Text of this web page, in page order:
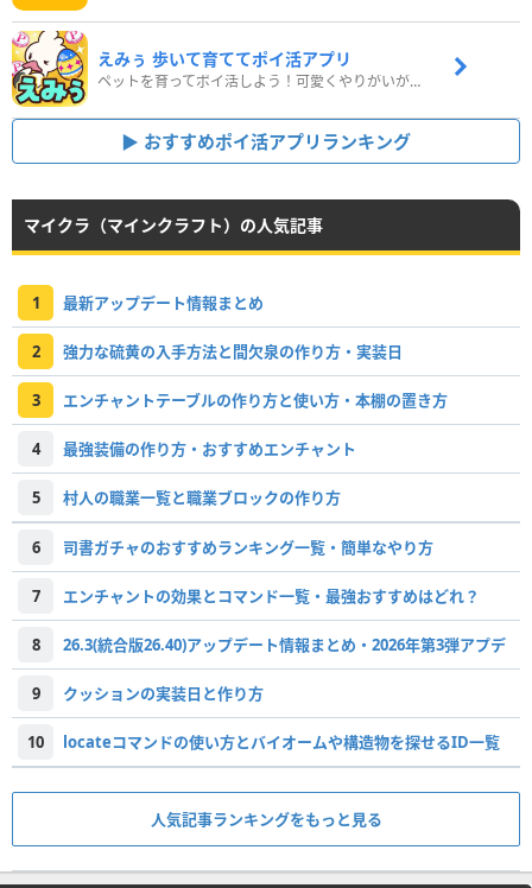
えみぅ 歩いて育ててポイ活アプリ
ペットを育ってポイ活しよう！可愛くやりがいがある新感覚アプリ
おすすめポイ活アプリランキング
マイクラ（マインクラフト）の人気記事
1 最新アップデート情報まとめ
2 強力な硫黄の入手方法と間欠泉の作り方・実装日
3 エンチャントテーブルの作り方と使い方・本棚の置き方
4 最強装備の作り方・おすすめエンチャント
5 村人の職業一覧と職業ブロックの作り方
6 司書ガチャのおすすめランキング一覧・簡単なやり方
7 エンチャントの効果とコマンド一覧・最強おすすめはどれ？
8 26.3(統合版26.40)アップデート情報まとめ・2026年第3弾アプデ
9 クッションの実装日と作り方
10 locateコマンドの使い方とバイオームや構造物を探せるID一覧
人気記事ランキングをもっと見る